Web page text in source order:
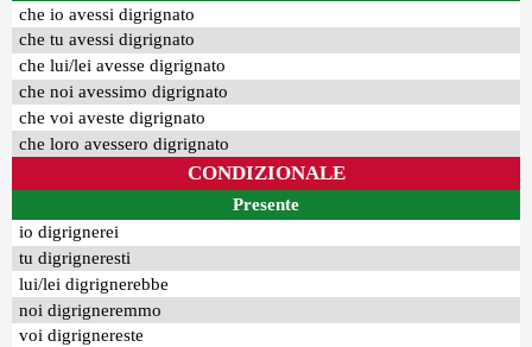
che io avessi digrignato
che tu avessi digrignato
che lui/lei avesse digrignato
che noi avessimo digrignato
che voi aveste digrignato
che loro avessero digrignato
CONDIZIONALE
Presente
io digrignerei
tu digrigneresti
lui/lei digrignerebbe
noi digrigneremmo
voi digrignereste